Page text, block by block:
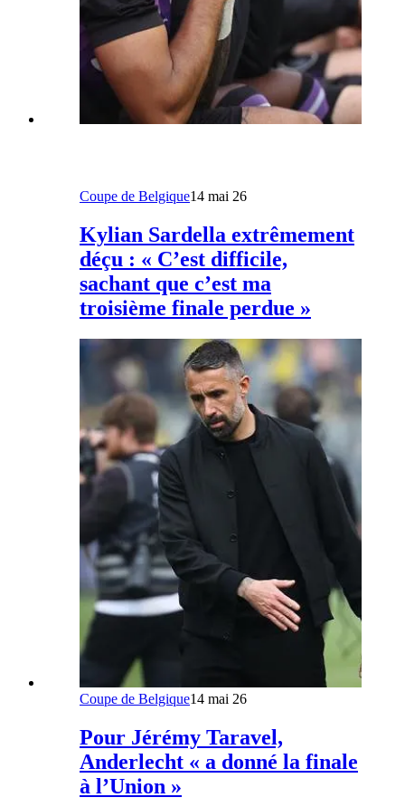
Coupe de Belgique14 mai 26
Kylian Sardella extrêmement
déçu : « C’est difficile,
sachant que c’est ma
troisième finale perdue »
Coupe de Belgique14 mai 26
Pour Jérémy Taravel,
Anderlecht « a donné la finale
à l’Union »